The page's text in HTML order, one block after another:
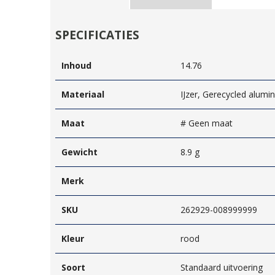
SPECIFICATIES
Inhoud 14.76
Materiaal IJzer, Gerecycled
Maat # Geen maat
Gewicht 8.9 g
Merk
SKU 262929-008999999
Kleur rood
Soort Standaard uitvoering